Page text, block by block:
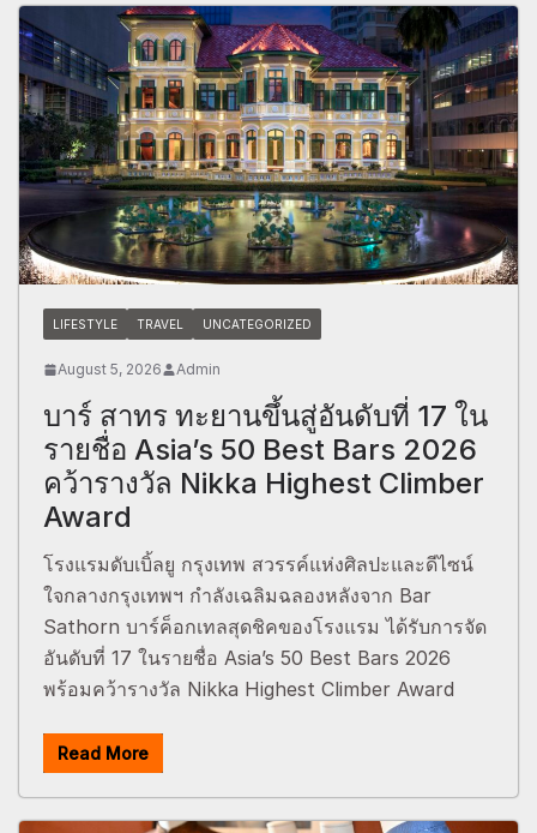
LIFESTYLE TRAVEL UNCATEGORIZED
August 5, 2026 Admin
บาร์ สาทร ทะยานขึ้นสู่อันดับที่ 17 ใน
รายชื่อ Asia’s 50 Best Bars 2026
คว้ารางวัล Nikka Highest Climber
Award
โรงแรมดับเบิ้ลยู กรุงเทพ สวรรค์แห่งศิลปะและดีไซน์
ใจกลางกรุงเทพฯ กำลังเฉลิมฉลองหลังจาก Bar
Sathorn บาร์ค็อกเทลสุดชิคของโรงแรม ได้รับการจัด
อันดับที่ 17 ในรายชื่อ Asia’s 50 Best Bars 2026
พร้อมคว้ารางวัล Nikka Highest Climber Award
Read More